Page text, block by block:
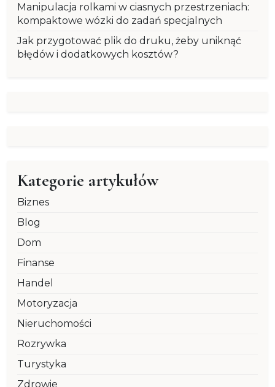
Manipulacja rolkami w ciasnych przestrzeniach:
kompaktowe wózki do zadań specjalnych
Jak przygotować plik do druku, żeby uniknąć
błędów i dodatkowych kosztów?
Kategorie artykułów
Biznes
Blog
Dom
Finanse
Handel
Motoryzacja
Nieruchomości
Rozrywka
Turystyka
Zdrowie